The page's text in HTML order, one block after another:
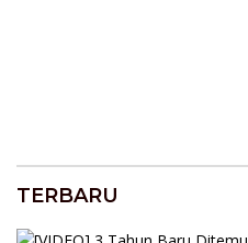
TERBARU